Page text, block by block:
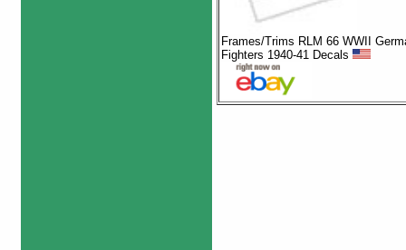
Frames/Trims RLM 66 WWII
Fighters 1940-41 Decals